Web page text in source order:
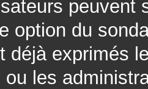
peuvent
option du
déjà exprimés
ou les